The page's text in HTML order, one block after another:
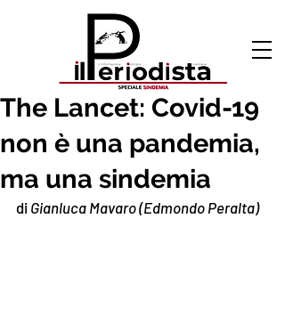
The Lancet: Covid-19
non è una pandemia,
ma una sindemia
di Gianluca Mavaro (Edmondo Peralta)